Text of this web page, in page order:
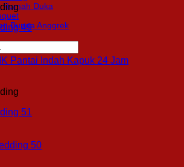
Rumah Duka
Bunga Anggrek
49
51